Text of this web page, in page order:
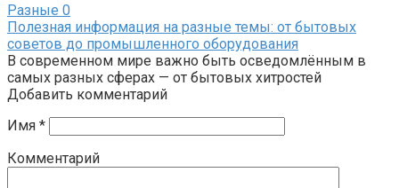
Разные 0
Полезная информация на разные темы: от бытовых
советов до промышленного оборудования
В современном мире важно быть осведомлённым в
самых разных сферах — от бытовых хитростей
Добавить комментарий
Имя *
Комментарий